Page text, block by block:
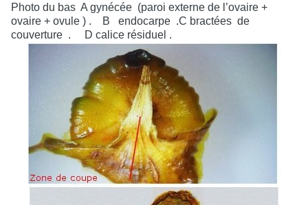
Photo du bas A gynécée (paroi externe de l’ovaire +
ovaire + ovule ) .
B endocarpe .C bractées de
couverture . D calice résiduel .